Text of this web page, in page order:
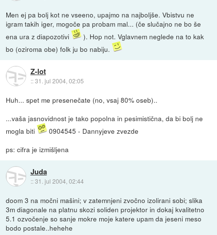
Men ej pa bolj kot ne vseeno, upajmo na najboljše. Vbistvu ne
igram takih iger, mogoče pa probam mal... (če slučajno ne bo še
ena ura z diapozotivi
). Hop not. Vglavnem neglede na to kak
bo (oziroma obe) folk ju bo nabiju.
Z-lot
::31. jul 2004, 02:05
Huh... spet me presenečate (no, vsaj 80% oseb)..
...vaša jasnovidnost je tako popolna in pesimistična, da bi bolj ne
mogla biti
0904545 - Dannyjeve zvezde
ps: cifra je izmišljena
Juda
::31. jul 2004, 02:44
doom 3 na močni mašini; v zatemnjeni zvočno izolirani sobi; slika
3m diagonale na platnu skozi soliden projektor in dokaj kvalitetno
5.1 ozvočenje so sanje mokre moje katere upam da jeseni meso
bodo postale..hehehe